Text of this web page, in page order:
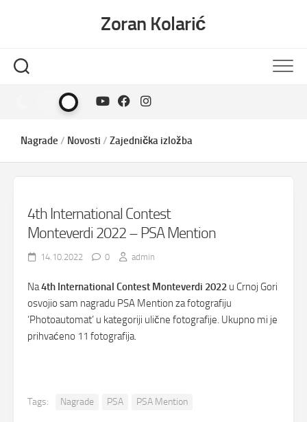
Zoran Kolarić
Nagrade / Novosti / Zajednička izložba
4th International Contest
Monteverdi 2022 – PSA Mention
14.10.2022 0 admin
Na4th International Contest Monteverdi 2022 u Crnoj Gori
osvojio sam nagradu PSA Mention za fotografiju
‘Photoautomat’ u kategoriji ulične fotografije. Ukupno mi je
prihvaćeno 11 fotografija.
Tags: Nagrade PSA PSA Mention